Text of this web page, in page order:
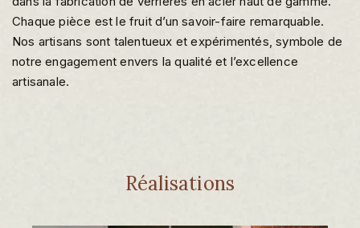
Chaque pièce est le fruit d’un savoir-faire remarquable.
Nos artisans sont talentueux et expérimentés, symbole de
notre engagement envers la qualité et l’excellence
artisanale.
Réalisations